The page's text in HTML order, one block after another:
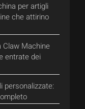
per artigli
che attirino
Claw Machine
entrate dei
personalizzate: